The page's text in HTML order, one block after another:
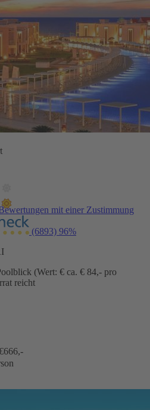
mit einer Zustimmung
(6893) 96%
(Wert: € ca. € 84,- pro
reicht
666,-